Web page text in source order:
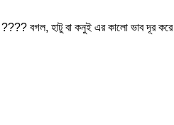
বগল, হাটু বা কনুই এর কালো ভাব দূর করে